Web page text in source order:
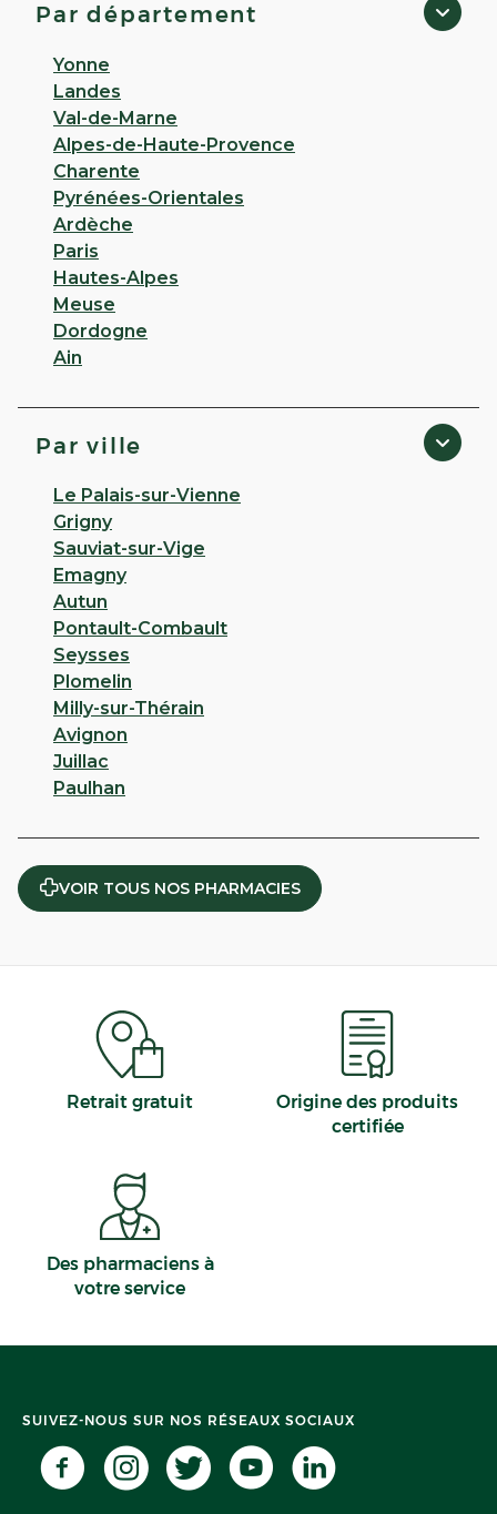
Par département
Yonne
Landes
Val-de-Marne
Alpes-de-Haute-Provence
Charente
Pyrénées-Orientales
Ardèche
Paris
Hautes-Alpes
Meuse
Dordogne
Ain
Par ville
Le Palais-sur-Vienne
Grigny
Sauviat-sur-Vige
Emagny
Autun
Pontault-Combault
Seysses
Plomelin
Milly-sur-Thérain
Avignon
Juillac
Paulhan
VOIR TOUS NOS PHARMACIES
Retrait gratuit
Origine des produits
certifiée
Des pharmaciens à
votre service
SUIVEZ-NOUS SUR NOS RÉSEAUX SOCIAUX